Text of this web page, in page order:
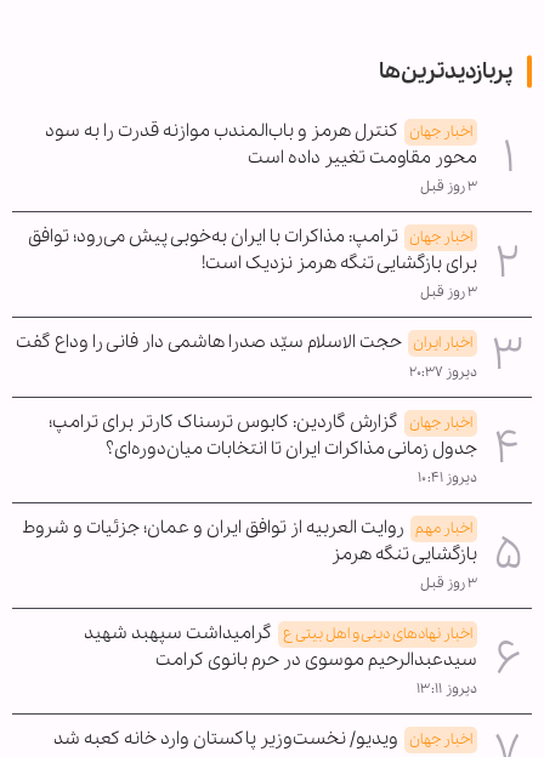
پربازدیدترین‌ها
اخبار جهان کنترل هرمز و باب‌المندب موازنه قدرت را به سود
محور مقاومت تغییر داده است
۳ روز قبل
اخبار جهان ترامپ: مذاکرات با ایران به‌خوبی پیش می‌رود؛ توافق
برای بازگشایی تنگه هرمز نزدیک است!
۳ روز قبل
اخبار ایران حجت الاسلام سیّد صدرا هاشمی دار فانی را وداع گفت
دیروز ۲۰:۳۷
اخبار جهان گزارش گاردین: کابوس ترسناک کارتر برای ترامپ؛
جدول زمانی مذاکرات ایران تا انتخابات میان‌دوره‌ای؟
دیروز ۱۰:۴۱
اخبار مهم روایت العربیه از توافق ایران و عمان؛ جزئیات و شروط
بازگشایی تنگه هرمز
۳ روز قبل
اخبار نهادهای دینی و اهل بیتی ع گرامیداشت سپهبد شهید
سیدعبدالرحیم موسوی در حرم بانوی کرامت
دیروز ۱۳:۱۱
اخبار جهان ویدیو/ نخست‌وزیر پاکستان وارد خانه کعبه شد